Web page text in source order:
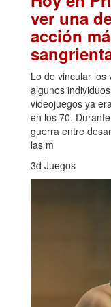
ver una
acción
Lo de vincular los
algunos
videojuegos ya
en los 70.
guerra entre
las m
3d Juegos